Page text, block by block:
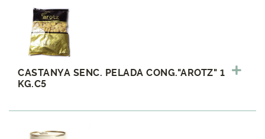
CASTANYA SENC. PELADA CONG."AROTZ" 1
KG.C5